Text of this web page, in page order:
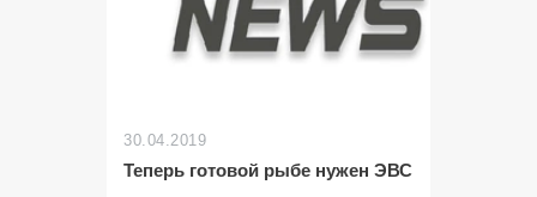
30.04.2019
Теперь готовой рыбе нужен ЭВС